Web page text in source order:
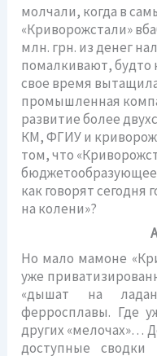
молчали, когда в
«Криворожстали»
млн. грн. из денег
помалкивают, будто
свое время
промышленная
развитие более
КМ, ФГИУ и
том, что
бюджетообразующее
как говорят сегодня
на колени»?
Но мало мамоне
уже
«дышат на
ферросплавы. Где
других «мелочах»…
доступные